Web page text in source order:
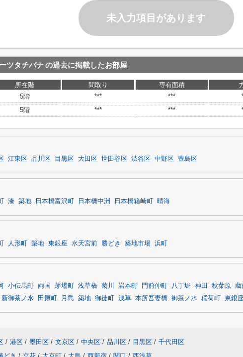
未入力項目があります
ツタチバナの過去に掲載したお部屋
所在階 間取り 専有面積
5階
*** ***
5階
*** ***
江東区 品川区 目黒区 大田区 世田谷区 渋谷区 中野区 豊島区
湊 築地 日本橋富沢町 日本橋中洲 日本橋箱崎町 晴海
人形町 築地 東銀座 水天宮前 勝どき 築地市場 浜町
小伝馬町 両国 茅場町 浅草橋 菊川 岩本町 門前仲町 八丁堀 神田 秋葉原 蔵
新御茶ノ水 田原町 月島 築地 御徒町 浅草 本所吾妻橋 御茶ノ水 稲荷町 東銀座
/ 港区 / 墨田区 / 文京区 / 中央区 / 品川区 / 目黒区 / 千代田区